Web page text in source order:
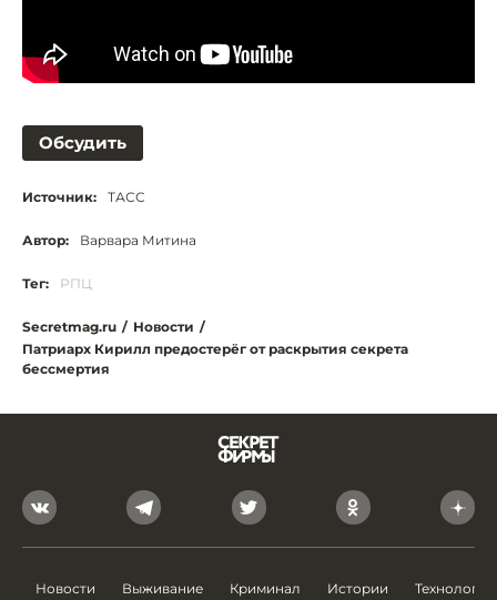
Обсудить
Источник: ТАСС
Автор: Варвара Митина
Тег: РПЦ
Secretmag.ru / Новости /
Патриарх Кирилл предостерёг от раскрытия секрета
бессмертия
Новости Выживание Криминал Истории Технологии